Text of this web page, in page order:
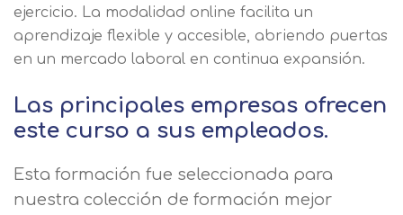
ejercicio. La modalidad online facilita un
aprendizaje flexible y accesible, abriendo puertas
en un mercado laboral en continua expansión.
Las principales empresas ofrecen
este curso a sus empleados.
Esta formación fue seleccionada para
nuestra colección de formación mejor